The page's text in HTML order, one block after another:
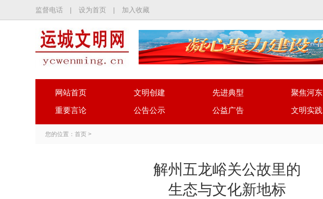
监督电话 | 设为首页 | 加入收藏
网站首页
重要言论
文明创建
公告公示
先进典型
公益广告
聚焦河东
文明实践
您的位置： 首页 >
解州五龙峪关公故里的
生态与文化新地标